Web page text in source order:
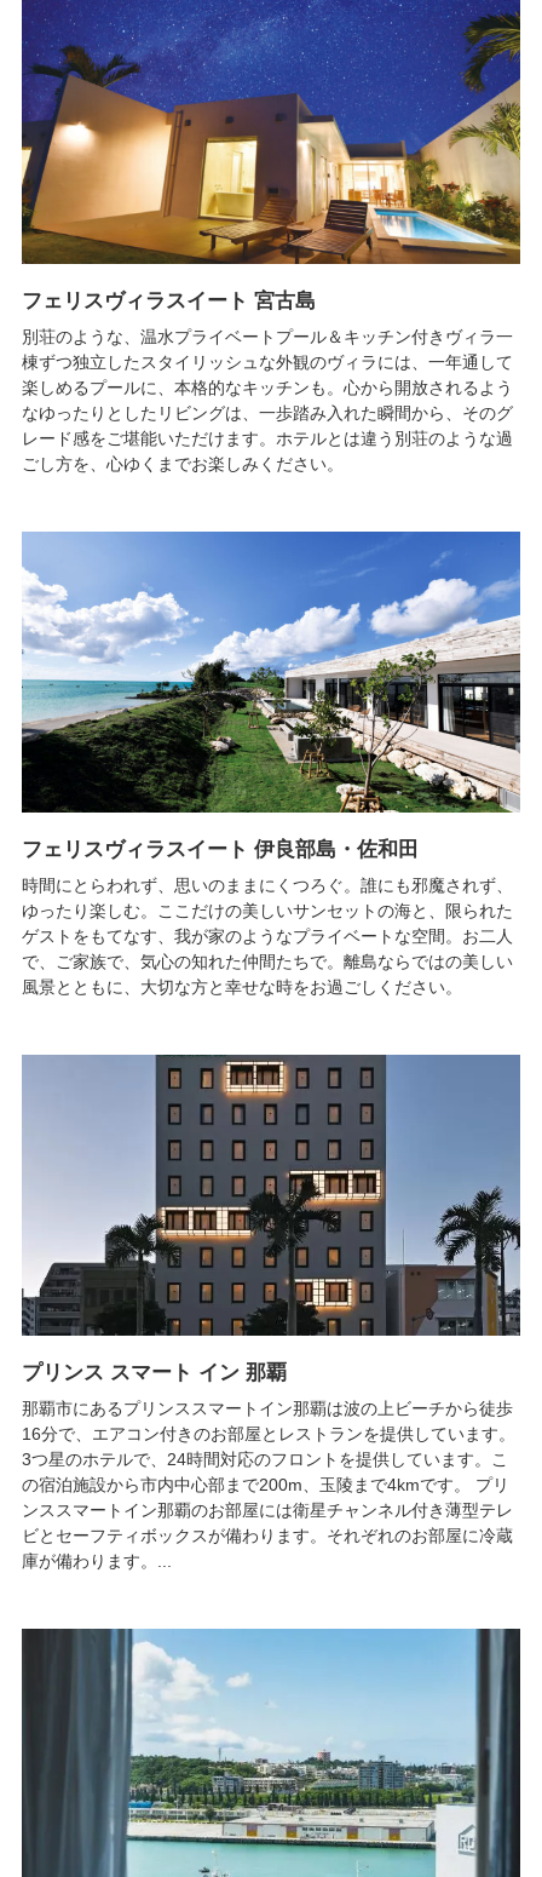
フェリスヴィラスイート 宮古島
別荘のような、温水プライベートプール＆キッチン付きヴィラ一
棟ずつ独立したスタイリッシュな外観のヴィラには、一年通して
楽しめるプールに、本格的なキッチンも。心から開放されるよう
なゆったりとしたリビングは、一歩踏み入れた瞬間から、そのグ
レード感をご堪能いただけます。ホテルとは違う別荘のような過
ごし方を、心ゆくまでお楽しみください。
フェリスヴィラスイート 伊良部島・佐和田
時間にとらわれず、思いのままにくつろぐ。誰にも邪魔されず、
ゆったり楽しむ。ここだけの美しいサンセットの海と、限られた
ゲストをもてなす、我が家のようなプライベートな空間。お二人
で、ご家族で、気心の知れた仲間たちで。離島ならではの美しい
風景とともに、大切な方と幸せな時をお過ごしください。
プリンス スマート イン 那覇
那覇市にあるプリンススマートイン那覇は波の上ビーチから徒歩
16分で、エアコン付きのお部屋とレストランを提供しています。
3つ星のホテルで、24時間対応のフロントを提供しています。こ
の宿泊施設から市内中心部まで200m、玉陵まで4kmです。 プリ
ンススマートイン那覇のお部屋には衛星チャンネル付き薄型テレ
ビとセーフティボックスが備わります。それぞれのお部屋に冷蔵
庫が備わります。...